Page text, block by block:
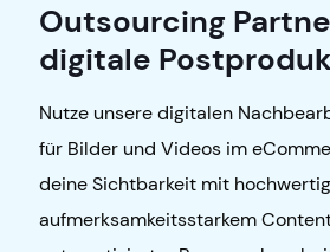
Outsourcing
digitale
Nutze unsere digitalen
für Bilder und Videos im
deine Sichtbarkeit mit
aufmerksamkeitsstarkem